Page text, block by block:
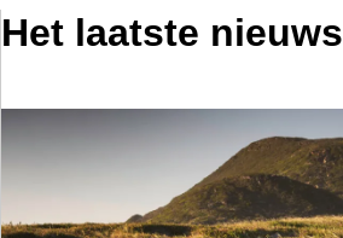
Het laatste nieuws